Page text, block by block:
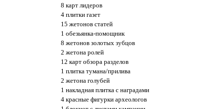
8 карт лидеров
4 плитки газет
15 жетонов статей
1 обезьянка-помощник
8 жетонов золотых зубцов
2 жетона ролей
12 карт обзора разделов
1 плитка тумана/прилива
2 жетона голубей
1 накладная плитка с наградами
4 красные фигурки археологов